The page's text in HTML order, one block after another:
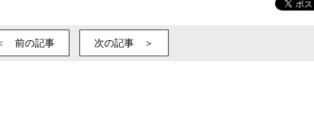
前の記事 次の記事 ＞